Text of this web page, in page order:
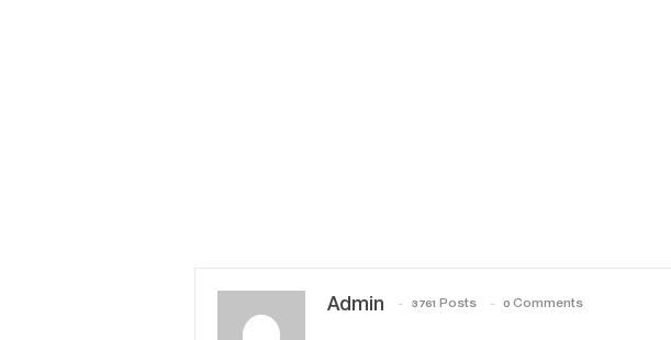
Admin 3761 Posts 0 Comments